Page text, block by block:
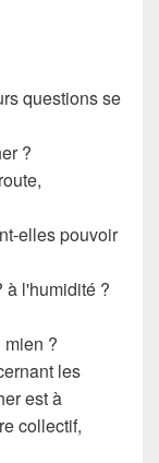
questions se
?
elles pouvoir
à l'humidité ?
?
les
est à
collectif,